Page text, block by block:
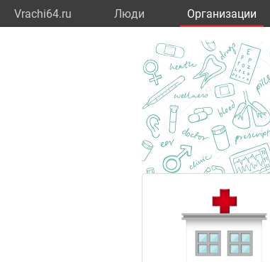
Vrachi64.ru Люди Организации